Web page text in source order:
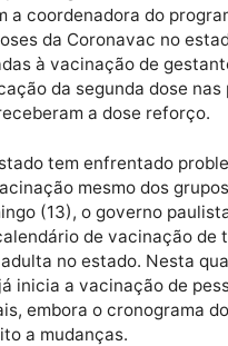
um novo lote de
Covas, a entrega
do dia 28 de junho,
de vacinas fez com
ficasse travada em
12 capitais no país
para segunda dose no
a coordenadora do
da Coronavac no
à vacinação de